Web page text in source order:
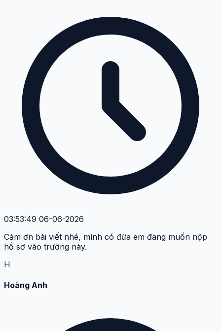
03:53:49 06-06-2026
Cảm ơn bài viết nhé, mình có đứa em đang muốn nộp
hồ sơ vào trường này.
H
Hoàng Anh